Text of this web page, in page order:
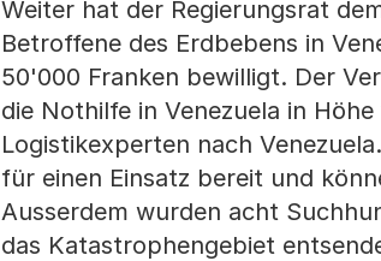
Weiter hat der Regierungsrat
Betroffene des Erdbebens in
50'000 Franken bewilligt. Der
die Nothilfe in Venezuela in
Logistikexperten nach
für einen Einsatz bereit und
Ausserdem wurden acht
das Katastrophengebiet